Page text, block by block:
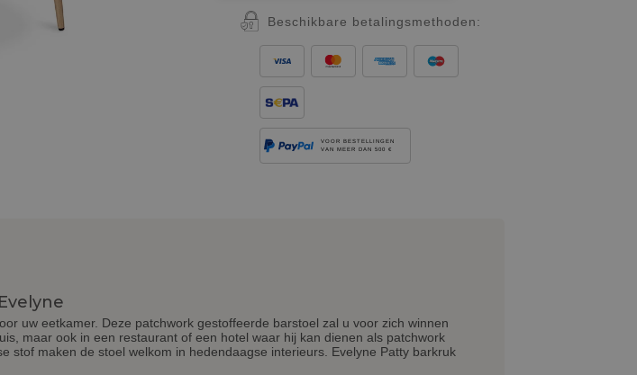
Beschikbare betalingsmethoden:
VOOR BESTELLINGEN
VAN MEER DAN 500 €
uw eetkamer. Deze patchwork gestoffeerde barstoel zal u voor zich winnen
maar ook in een restaurant of een hotel waar hij kan dienen als patchwork
stof maken de stoel welkom in hedendaagse interieurs. Evelyne Patty barkruk